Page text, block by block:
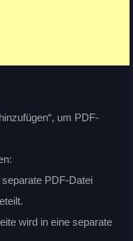
um PDF-
PDF-Datei
wird in eine separate